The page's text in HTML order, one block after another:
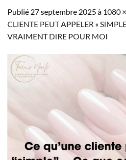
Publié 27 septembre 2025à 1080
CLIENTE PEUT APPELER «
VRAIMENT DIRE POUR MOI